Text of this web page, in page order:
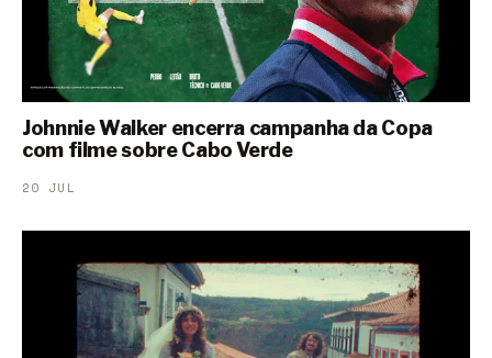
Johnnie Walker encerra campanha da Copa
com filme sobre Cabo Verde
20 JUL